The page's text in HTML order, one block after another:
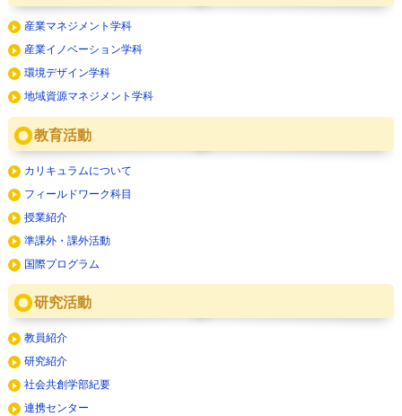
産業マネジメント学科
産業イノベーション学科
環境デザイン学科
地域資源マネジメント学科
教育活動
カリキュラムについて
フィールドワーク科目
授業紹介
準課外・課外活動
国際プログラム
研究活動
教員紹介
研究紹介
社会共創学部紀要
連携センター